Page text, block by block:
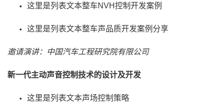
这里是列表文本整车NVH控制开发案例
这里是列表文本整车声品质开发案例分享
邀请演讲：中国汽车工程研究院有限公司
新一代主动声音控制技术的设计及开发
这里是列表文本声场控制策略